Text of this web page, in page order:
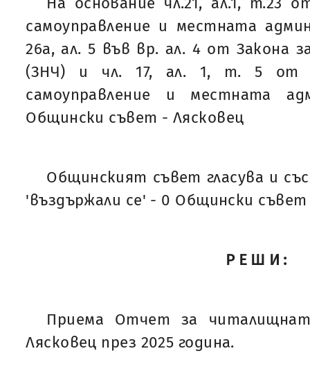
самоуправление и местната
26а, ал. 5 във вр. ал. 4 от Закона
(ЗНЧ) и чл. 17, ал. 1, т. 5 от
самоуправление и местната
Общински съвет - Лясковец
Общинският съвет гласува и
'въздържали се' - 0 Общински съвет
РЕШИ:
Приема Отчет за
Лясковец през 2025 година.